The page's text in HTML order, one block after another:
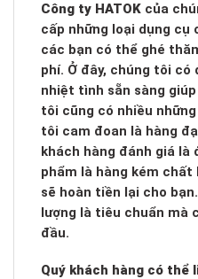
Công ty HATOK của
cấp những loại dụng cụ
các bạn có thể ghé
phí. Ở đây, chúng tôi có
nhiệt tình sẵn sàng
tôi cũng có nhiều
tôi cam đoan là hàng
khách hàng đánh giá là
phẩm là hàng kém
sẽ hoàn tiền lại cho
lượng là tiêu chuẩn mà
đầu.
Quý khách hàng có thể